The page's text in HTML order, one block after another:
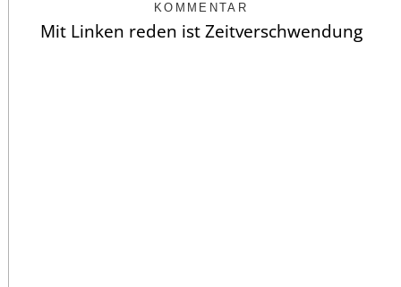
KOMMENTAR
Mit Linken reden ist Zeitverschwendung